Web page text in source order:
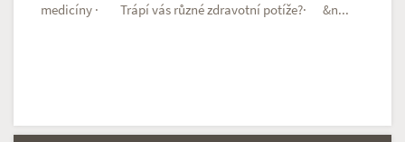
medicíny · Trápí vás různé zdravotní potíže?· &n...